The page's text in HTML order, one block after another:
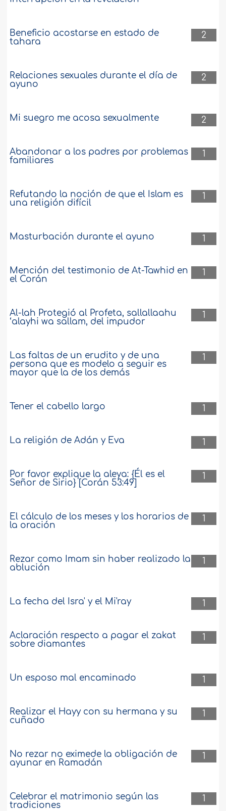
2
Beneficio acostarse en estado de
tahara
2
Relaciones sexuales durante el día de
ayuno
2
Mi suegro me acosa sexualmente
1
Abandonar a los padres por problemas
familiares
1
Refutando la noción de que el Islam es
una religión difícil
1
Masturbación durante el ayuno
1
Mención del testimonio de At-Tawhid en
el Corán
1
Al-lah Protegió al Profeta, sallallaahu
‘alayhi wa sallam, del impudor
1
Las faltas de un erudito y de una
persona que es modelo a seguir es
mayor que la de los demás
1
Tener el cabello largo
1
La religión de Adán y Eva
1
Por favor explique la aleya: {Él es el
Señor de Sirio} [Corán 53:49]
1
El cálculo de los meses y los horarios de
la oración
1
Rezar como Imam sin haber realizado la
ablución
1
La fecha del Isra' y el Mi'ray
1
Aclaración respecto a pagar el zakat
sobre diamantes
1
Un esposo mal encaminado
1
Realizar el Hayy con su hermana y su
cuñado
1
No rezar no eximede la obligación de
ayunar en Ramadán
1
Celebrar el matrimonio según las
tradiciones